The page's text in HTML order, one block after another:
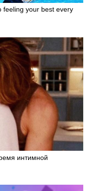
feeling your best every
интимной